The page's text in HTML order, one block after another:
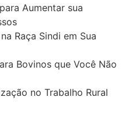
Aumentar sua
Raça Sindi em Sua
Bovinos que Você Não
no Trabalho Rural